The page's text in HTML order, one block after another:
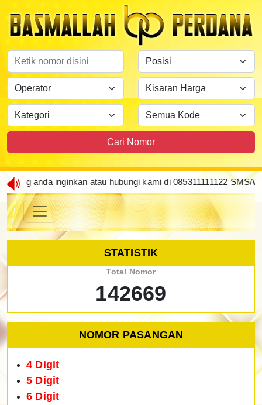
Cari Nomor
atau hubungi kami di 085311111122 SMS/WA/CALL
STATISTIK
Total Nomor
142669
NOMOR PASANGAN
4 Digit
5 Digit
6 Digit